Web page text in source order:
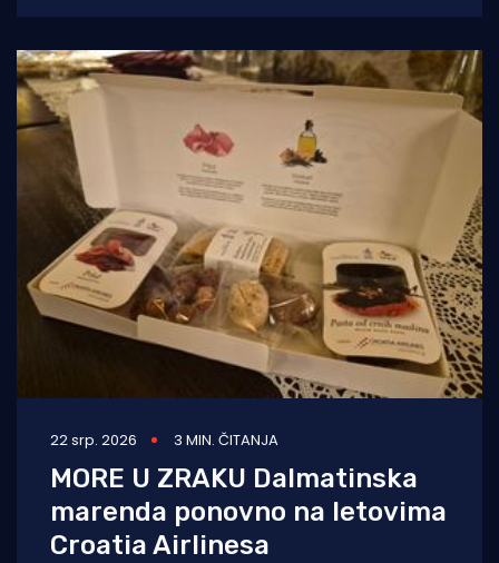
22 srp. 2026 3 MIN. ČITANJA
MORE U ZRAKU Dalmatinska
marenda ponovno na letovima
Croatia Airlinesa